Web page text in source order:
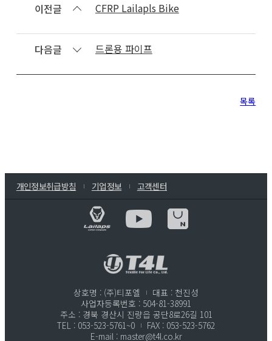
이전글 CFRP Lailapls Bike
다음글 드론용 파이프
목록
개인정보취급방침 기업정보 고객센터
상호명 : (주)티포엘
대표 : 천진성
사업자등록번호 : 504-81-38991
주소 : 경북 경산시 진량읍 공단8로26길 101
TEL : 053-523-5761~0
FAX : 053-523-5762
E-mail : master@t4l.co.kr